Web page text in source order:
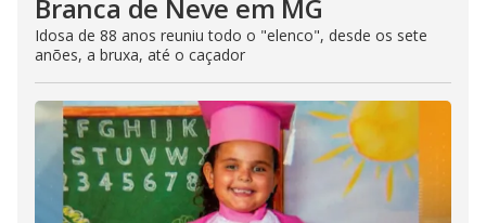
Branca de Neve em MG
Idosa de 88 anos reuniu todo o "elenco", desde os sete
anões, a bruxa, até o caçador